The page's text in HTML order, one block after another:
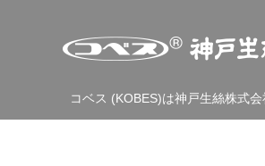
コベス (KOBES)は神戸生絲株式